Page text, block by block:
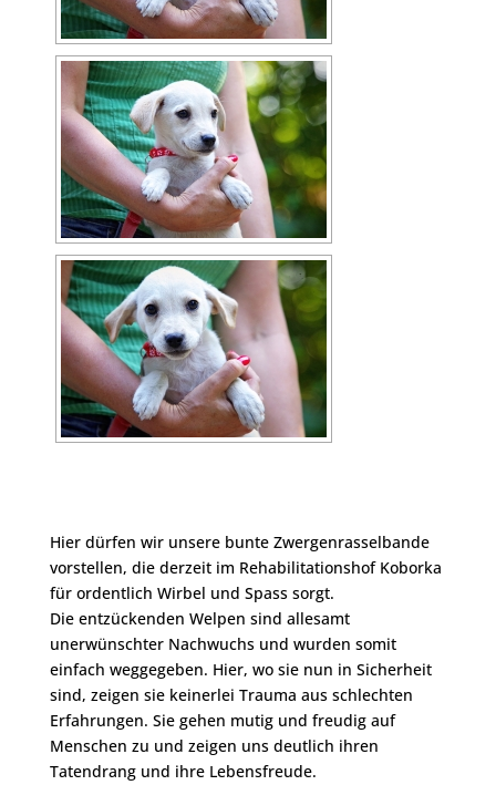
Hier dürfen wir unsere bunte Zwergenrasselbande
vorstellen, die derzeit im Rehabilitationshof Koborka
für ordentlich Wirbel und Spass sorgt.
Die entzückenden Welpen sind allesamt
unerwünschter Nachwuchs und wurden somit
einfach weggegeben. Hier, wo sie nun in Sicherheit
sind, zeigen sie keinerlei Trauma aus schlechten
Erfahrungen. Sie gehen mutig und freudig auf
Menschen zu und zeigen uns deutlich ihren
Tatendrang und ihre Lebensfreude.